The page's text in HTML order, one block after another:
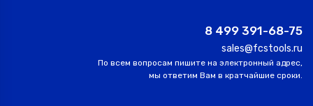
8 499 391-68-75
sales@fcstools.ru
По всем вопросам пишите на электронный адрес,
мы ответим Вам в кратчайшие сроки.